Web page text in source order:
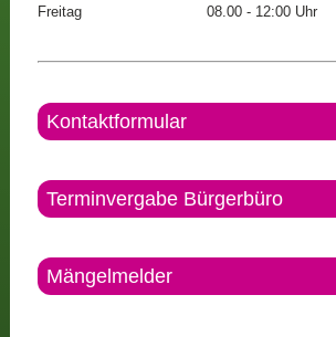
Freitag
08.00 - 12:00 Uhr
Kontaktformular
Terminvergabe Bürgerbüro
Mängelmelder